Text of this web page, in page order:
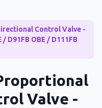
Control Valve -
/ D91FB OBE / D111FB
Valve -